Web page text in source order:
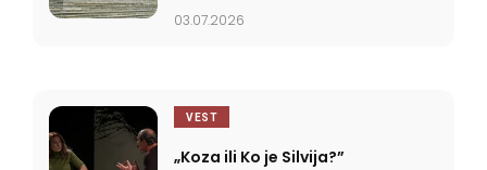
narodnog pozorišta
03.07.2026
VEST
„Koza ili Ko je Silvija?”